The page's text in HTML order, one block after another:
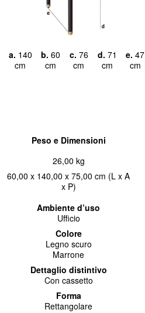
a. 140
cm
b. 60
cm
c. 76
cm
d. 71
cm
e. 47
cm
Peso e Dimensioni
26,00 kg
60,00 x 140,00 x 75,00 cm (L x A
x P)
Ambiente d’uso
Ufficio
Colore
Legno scuro
Marrone
Dettaglio distintivo
Con cassetto
Forma
Rettangolare